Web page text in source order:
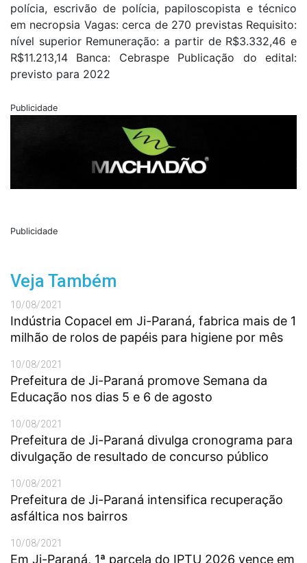
polícia, escrivão de polícia, papiloscopista e técnico
em necropsia Vagas: cerca de 270 previstas Requisito:
nível superior Remuneração: a partir de R$3.332,46 e
R$11.213,14 Banca: Cebraspe Publicação do edital:
previsto para 2022
Publicidade
Publicidade
Veja Também
10/08/2021
Indústria Copacel em Ji-Paraná, fabrica mais de 1
milhão de rolos de papéis para higiene por mês
10/08/2021
Prefeitura de Ji-Paraná promove Semana da
Educação nos dias 5 e 6 de agosto
10/08/2021
Prefeitura de Ji-Paraná divulga cronograma para
divulgação de resultado de concurso público
10/08/2021
Prefeitura de Ji-Paraná intensifica recuperação
asfáltica nos bairros
10/08/2021
Em Ji-Paraná, 1ª parcela do IPTU 2026 vence em